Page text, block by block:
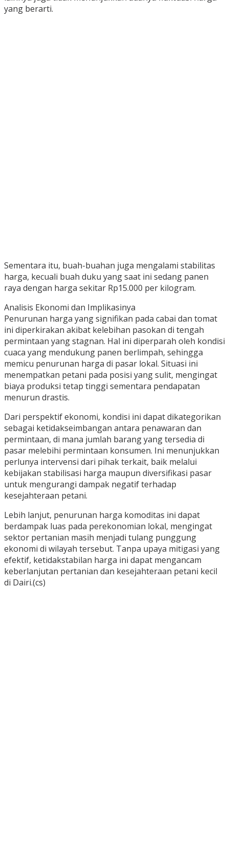
yang berarti.
Sementara itu, buah-buahan juga mengalami stabilitas
harga, kecuali buah duku yang saat ini sedang panen
raya dengan harga sekitar Rp15.000 per kilogram.
Analisis Ekonomi dan Implikasinya
Penurunan harga yang signifikan pada cabai dan tomat
ini diperkirakan akibat kelebihan pasokan di tengah
permintaan yang stagnan. Hal ini diperparah oleh kondisi
cuaca yang mendukung panen berlimpah, sehingga
memicu penurunan harga di pasar lokal. Situasi ini
menempatkan petani pada posisi yang sulit, mengingat
biaya produksi tetap tinggi sementara pendapatan
menurun drastis.
Dari perspektif ekonomi, kondisi ini dapat dikategorikan
sebagai ketidakseimbangan antara penawaran dan
permintaan, di mana jumlah barang yang tersedia di
pasar melebihi permintaan konsumen. Ini menunjukkan
perlunya intervensi dari pihak terkait, baik melalui
kebijakan stabilisasi harga maupun diversifikasi pasar
untuk mengurangi dampak negatif terhadap
kesejahteraan petani.
Lebih lanjut, penurunan harga komoditas ini dapat
berdampak luas pada perekonomian lokal, mengingat
sektor pertanian masih menjadi tulang punggung
ekonomi di wilayah tersebut. Tanpa upaya mitigasi yang
efektif, ketidakstabilan harga ini dapat mengancam
keberlanjutan pertanian dan kesejahteraan petani kecil
di Dairi.(cs)